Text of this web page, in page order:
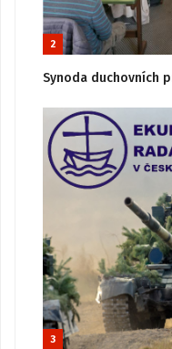
2
Synoda duchovních
3